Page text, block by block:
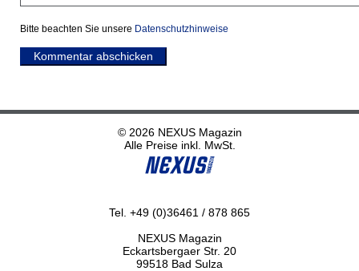
Bitte beachten Sie unsere Datenschutzhinweise
Kommentar abschicken
© 2026 NEXUS Magazin
Alle Preise inkl. MwSt.
Tel. +49 (0)36461 / 878 865
NEXUS Magazin
Eckartsbergaer Str. 20
99518 Bad Sulza